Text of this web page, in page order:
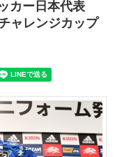
カー日本代表
ャレンジカップ